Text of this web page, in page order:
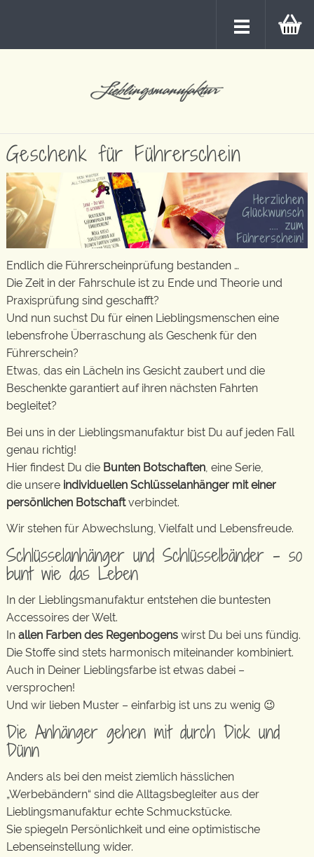
Geschenk für Führerschein
Endlich die Führerscheinprüfung bestanden …
Die Zeit in der Fahrschule ist zu Ende und Theorie und
Praxisprüfung sind geschafft?
Und nun suchst Du für einen Lieblingsmenschen eine
lebensfrohe Überraschung als Geschenk für den
Führerschein?
Etwas, das ein Lächeln ins Gesicht zaubert und die
Beschenkte garantiert auf ihren nächsten Fahrten
begleitet?
Bei uns in der Lieblingsmanufaktur bist Du auf jeden Fall
genau richtig!
Hier findest Du die Bunten Botschaften , eine Serie,
die unsere individuellen Schlüsselanhänger mit einer
persönlichen Botschaftverbindet.
Wir stehen für Abwechslung, Vielfalt und Lebensfreude.
Schlüsselanhänger und Schlüsselbänder – so
bunt wie das Leben
In der Lieblingsmanufaktur entstehen die buntesten
Accessoires der Welt.
In allen Farben des Regenbogens wirst Du bei uns fündig.
Die Stoffe sind stets harmonisch miteinander kombiniert.
Auch in Deiner Lieblingsfarbe ist etwas dabei –
versprochen!
Und wir lieben Muster – einfarbig ist uns zu wenig 😉
Die Anhänger gehen mit durch Dick und
Dünn
Anders als bei den meist ziemlich hässlichen
„Werbebändern“ sind die Alltagsbegleiter aus der
Lieblingsmanufaktur echte Schmuckstücke.
Sie spiegeln Persönlichkeit und eine optimistische
Lebenseinstellung wider.